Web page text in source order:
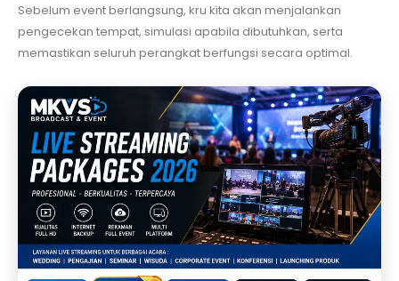
Sebelum event berlangsung, kru kita akan menjalankan
pengecekan tempat, simulasi apabila dibutuhkan, serta
memastikan seluruh perangkat berfungsi secara optimal.